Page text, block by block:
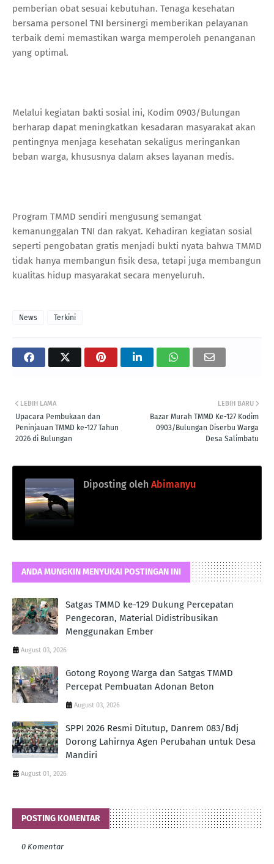
pemberian obat sesuai kebutuhan. Tenaga kesehatan
bersama personel TNI bersinergi memberikan pelayanan
terbaik demi memastikan warga memperoleh penanganan
yang optimal.
Melalui kegiatan bakti sosial ini, Kodim 0903/Bulungan
berharap dapat meningkatkan kesadaran masyarakat akan
pentingnya menjaga kesehatan sekaligus meringankan
beban warga, khususnya dalam akses layanan medis.
Program TMMD sendiri mengusung semangat
kemanunggalan TNI dan rakyat. Kehadiran kegiatan sosial
seperti pengobatan gratis menjadi bukti nyata bahwa TMMD
tidak hanya membangun fisik desa, tetapi juga membangun
kualitas hidup masyarakat secara menyeluruh.
News Terkini
LEBIH BARU
Bazar Murah TMMD Ke-127 Kodim
0903/Bulungan Diserbu Warga
Desa Salimbatu
LEBIH LAMA
Upacara Pembukaan dan
Peninjauan TMMD ke-127 Tahun
2026 di Bulungan
Diposting oleh Abimanyu
ANDA MUNGKIN MENYUKAI POSTINGAN INI
Satgas TMMD ke-129 Dukung Percepatan
Pengecoran, Material Didistribusikan
Menggunakan Ember
August 03, 2026
Gotong Royong Warga dan Satgas TMMD
Percepat Pembuatan Adonan Beton
August 03, 2026
SPPI 2026 Resmi Ditutup, Danrem 083/Bdj
Dorong Lahirnya Agen Perubahan untuk Desa
Mandiri
August 01, 2026
POSTING KOMENTAR
0 Komentar